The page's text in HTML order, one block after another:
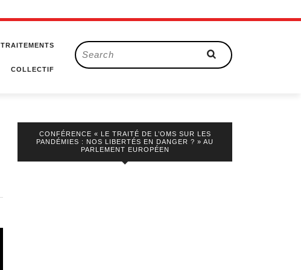
TRAITEMENTS
COLLECTIF
Search
for:
CONFÉRENCE « LE TRAITÉ DE L’OMS SUR LES
PANDÉMIES : NOS LIBERTÉS EN DANGER ? » AU
PARLEMENT EUROPÉEN